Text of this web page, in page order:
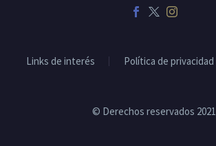
Links de interés Política de privacidad
© Derechos reservados 2021